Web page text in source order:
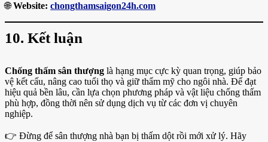
🌐Website: chongthamsaigon24h.com
10. Kết luận
Chống thấm sân thượng là hạng mục cực kỳ quan trọng, giúp bảo
vệ kết cấu, nâng cao tuổi thọ và giữ thẩm mỹ cho ngôi nhà. Để đạt
hiệu quả bền lâu, cần lựa chọn phương pháp và vật liệu chống thấm
phù hợp, đồng thời nên sử dụng dịch vụ từ các đơn vị chuyên
nghiệp.
👉 Đừng để sân thượng nhà bạn bị thấm dột rồi mới xử lý. Hãy